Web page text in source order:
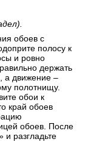
обоев с
полосу к
и ровно
держать
а движение –
полотнищу.
обои к
край обоев
обоев. После
разгладьте